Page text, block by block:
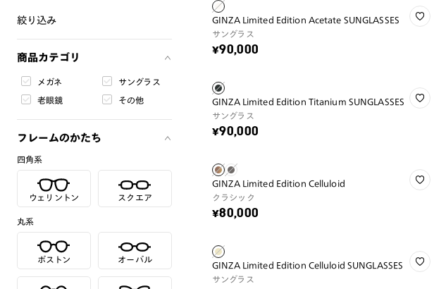
絞り込み
商品カテゴリ
メガネ サングラス
老眼鏡 その他
フレームのかたち
四角系
ウェリントン スクエア
丸系
ボストン オーバル
GINZA Limited Edition Acetate SUNGLASSES
サングラス
¥90,000
GINZA Limited Edition Titanium SUNGLASSES
サングラス
¥90,000
GINZA Limited Edition Celluloid
クラシック
¥80,000
GINZA Limited Edition Celluloid SUNGLASSES
サングラス